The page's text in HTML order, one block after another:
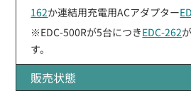
162か連結用充電用ACアダプター
※EDC-500Rが5台につきEDC-262
す。
販売状態